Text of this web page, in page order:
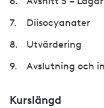
Diisocyanater
Utvärdering
Avslutning och
Kurslängd